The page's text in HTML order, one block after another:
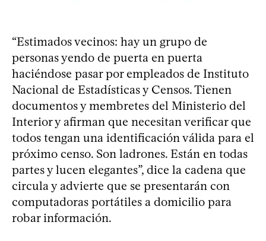
“Estimados vecinos: hay un grupo de
personas yendo de puerta en puerta
haciéndose pasar por empleados de Instituto
Nacional de Estadísticas y Censos. Tienen
documentos y membretes del Ministerio del
Interior y afirman que necesitan verificar que
todos tengan una identificación válida para el
próximo censo. Son ladrones. Están en todas
partes y lucen elegantes”, dice la cadena que
circula y advierte que se presentarán con
computadoras portátiles a domicilio para
robar información.